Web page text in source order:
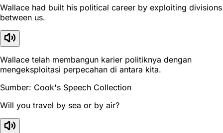
Wallace had built his political career by exploiting divisions
between us.
Wallace telah membangun karier politiknya dengan
mengeksploitasi perpecahan di antara kita.
Sumber: Cook's Speech Collection
Will you travel by sea or by air?